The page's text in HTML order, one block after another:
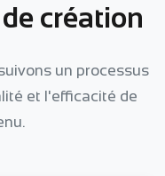
création
un processus
et l'efficacité de